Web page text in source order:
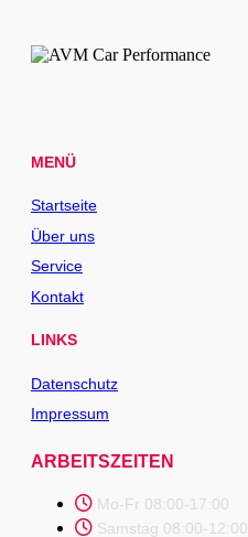
MENÜ
Startseite
Über uns
Service
Kontakt
LINKS
Datenschutz
Impressum
ARBEITSZEITEN
Mo-Fr 08:00-17:00
Samstag 08:00-12:00